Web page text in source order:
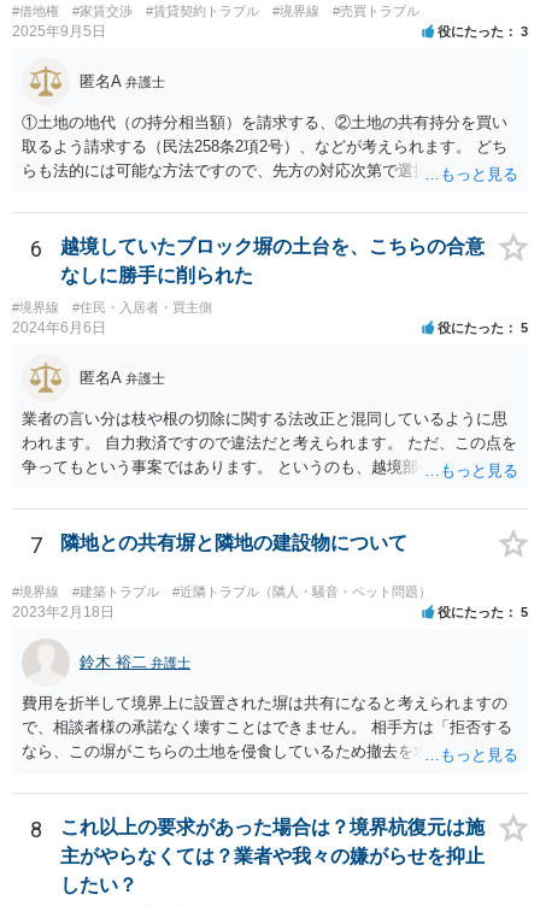
#借地権 #家賃交渉 #賃貸契約トラブル #境界線 #売買トラブル
2025年9月5日 役にたった 3
匿名A 弁護士
①土地の地代（の持分相当額）を請求する、②土地の共有持分を買い
取るよう請求する（民法258条2項2号）、などが考えられます。 どち
らも法的には可能な方法ですので、先方の対応次第で選択することに
は②を求めて訴訟を提起することになるかと存じます。）
6
越境していたブロック塀の土台を、こちらの合意
なしに勝手に削られた
#境界線 #住民・入居者・買主側
2024年6月6日 役にたった 5
匿名A 弁護士
業者の言い分は枝や根の切除に関する法改正と混同しているように思
われます。 自力救済ですので違法だと考えられます。 ただ、この点を
争ってもという事案ではあります。 というのも、越境部分の解消に関
業者が費用負担を求めない場合は、経済的に見て得と評価できる面が
あるからです。 売主・隣地所有者・ご自身で現場と事実関係を確認し
微々たるものになってしまうかと思います）
7 隣地との共有塀と隣地の建設物について
#境界線 #建築トラブル #近隣トラブル（隣人・騒音・ペット問題）
2023年2月18日 役にたった 5
鈴木 裕二 弁護士
費用を折半して境界上に設置された塀は共有になると考えられますの
で、相談者様の承諾なく壊すことはできません。 相手方は「拒否する
なら、この塀がこちらの土地を侵食しているため撤去を求める手続き
ているわけですから、相談者様の同意なく塀の撤去を求めることは法
的には難しいように思われます。 また、「隣地（相談者様）の許可」
というのが何の許可を示しているのか判然としませんが、一般に、高
層建築物の建築確認を得る際は、近隣住民と協議してその建築に関し
同意を得るよう行政指導が行われておりますので、（推測になってし
8
これ以上の要求があった場合は？境界杭復元は施
主がやらなくては？業者や我々の嫌がらせを抑止
したい？